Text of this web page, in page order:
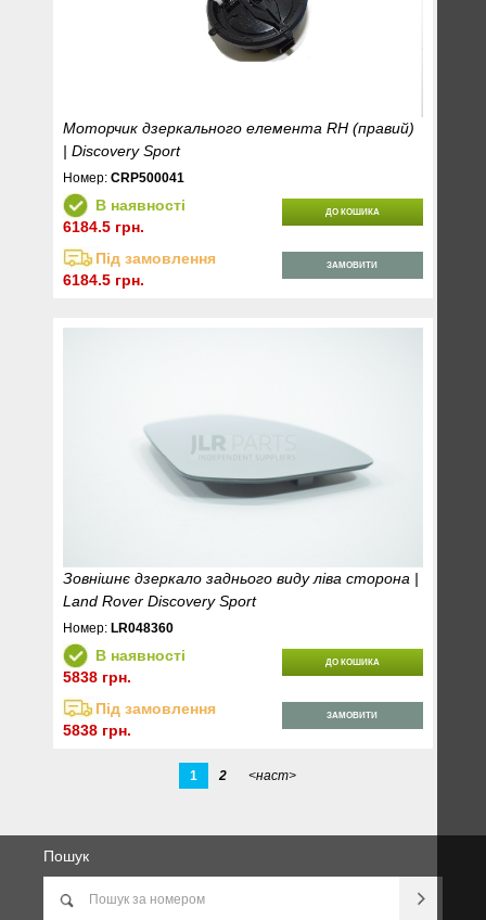
Моторчик дзеркального елемента RH (правий)
| Discovery Sport
Номер:CRP500041
В наявності
6184.5 грн.
ДО КОШИКА
Під замовлення
6184.5 грн.
ЗАМОВИТИ
Зовнішнє дзеркало заднього виду ліва сторона |
Land Rover Discovery Sport
Номер: LR048360
В наявності
5838 грн.
ДО КОШИКА
Під замовлення
5838 грн.
ЗАМОВИТИ
1 2 <наст>
Пошук